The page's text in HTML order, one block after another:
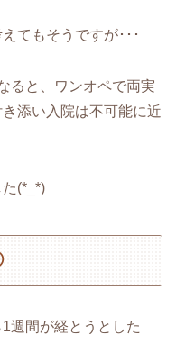
てもそうですが･･･
ると、ワンオペで両実
添い入院は不可能に近
(*_*)
週間が経とうとした